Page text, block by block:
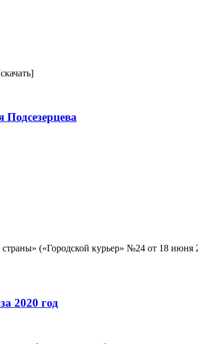
Подсезерцева
страны» («Городской курьер» №24 от 18
2020 год